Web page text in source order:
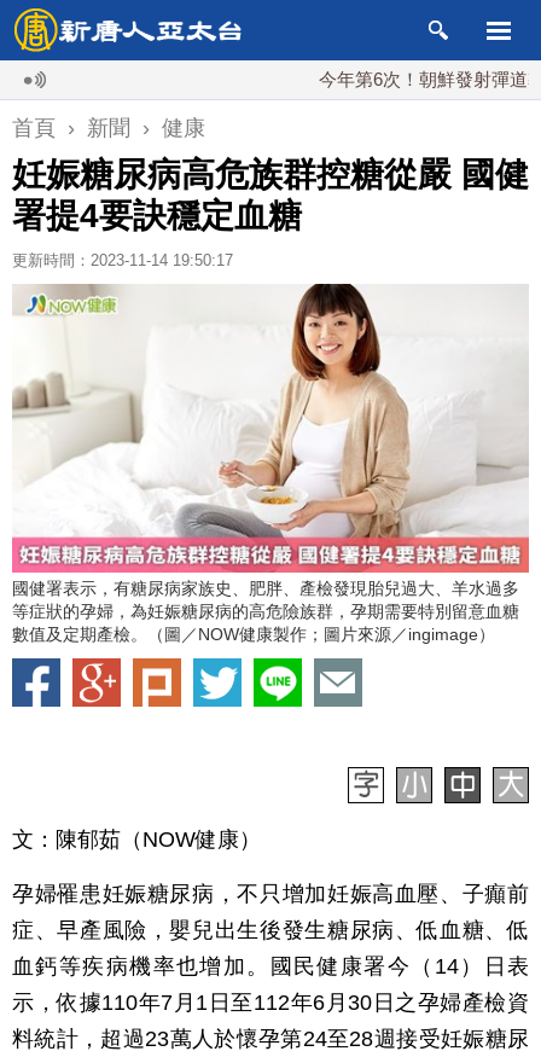
今年第6次！朝鮮發射彈道導彈 落
首頁 › 新聞 › 健康
妊娠糖尿病高危族群控糖從嚴 國健
署提4要訣穩定血糖
更新時間：2023-11-14 19:50:17
國健署表示，有糖尿病家族史、肥胖、產檢發現胎兒過大、羊水過多
等症狀的孕婦，為妊娠糖尿病的高危險族群，孕期需要特別留意血糖
數值及定期產檢。（圖／NOW健康製作；圖片來源／ingimage）
文：陳郁茹（NOW健康）
孕婦罹患妊娠糖尿病，不只增加妊娠高血壓、子癲前
症、早產風險，嬰兒出生後發生糖尿病、低血糖、低
血鈣等疾病機率也增加。國民健康署今（14）日表
示，依據110年7月1日至112年6月30日之孕婦產檢資
料統計，超過23萬人於懷孕第24至28週接受妊娠糖尿